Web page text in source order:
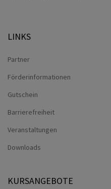
LINKS
Partner
Förderinformationen
Gutschein
Barrierefreiheit
Veranstaltungen
Downloads
KURSANGEBOTE